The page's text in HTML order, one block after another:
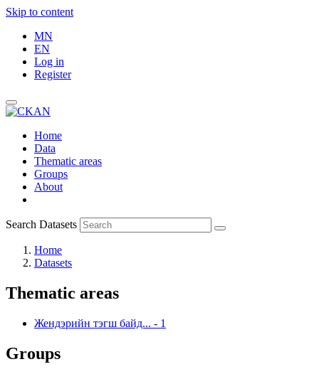
Skip to content
MN
EN
Log in
Register
Home
Data
Thematic areas
Groups
About
Search Datasets
Home
Datasets
Thematic areas
Жендэрийн тэгш байд... - 1
Groups